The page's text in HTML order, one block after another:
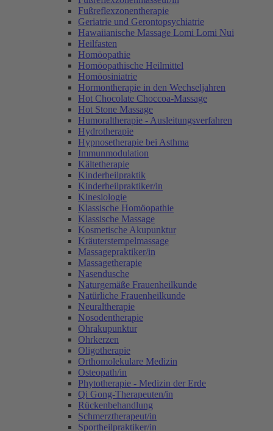
Fußreflexzonentherapie
Geriatrie und Gerontopsychiatrie
Hawaiianische Massage Lomi Lomi Nui
Heilfasten
Homöopathie
Homöopathische Heilmittel
Homöosiniatrie
Hormontherapie in den Wechseljahren
Hot Chocolate Choccoa-Massage
Hot Stone Massage
Humoraltherapie - Ausleitungsverfahren
Hydrotherapie
Hypnosetherapie bei Asthma
Immunmodulation
Kältetherapie
Kinderheilpraktik
Kinderheilpraktiker/in
Kinesiologie
Klassische Homöopathie
Klassische Massage
Kosmetische Akupunktur
Kräuterstempelmassage
Massagepraktiker/in
Massagetherapie
Nasendusche
Naturgemäße Frauenheilkunde
Natürliche Frauenheilkunde
Neuraltherapie
Nosodentherapie
Ohrakupunktur
Ohrkerzen
Oligotherapie
Orthomolekulare Medizin
Osteopath/in
Phytotherapie - Medizin der Erde
Qi Gong-Therapeuten/in
Rückenbehandlung
Schmerztherapeut/in
Sportheilpraktiker/in